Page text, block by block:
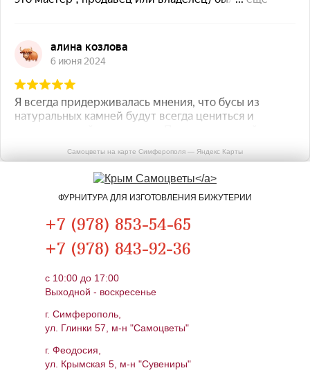
Самоцветы на карте Симферополя — Яндекс Карты
ФУРНИТУРА ДЛЯ ИЗГОТОВЛЕНИЯ БИЖУТЕРИИ
+7 (978) 853-54-65
+7 (978) 843-92-36
c 10:00 до 17:00
Выходной - воскресенье
г. Симферополь,
ул. Глинки 57, м-н "Самоцветы"
г. Феодосия,
ул. Крымская 5, м-н "Сувениры"